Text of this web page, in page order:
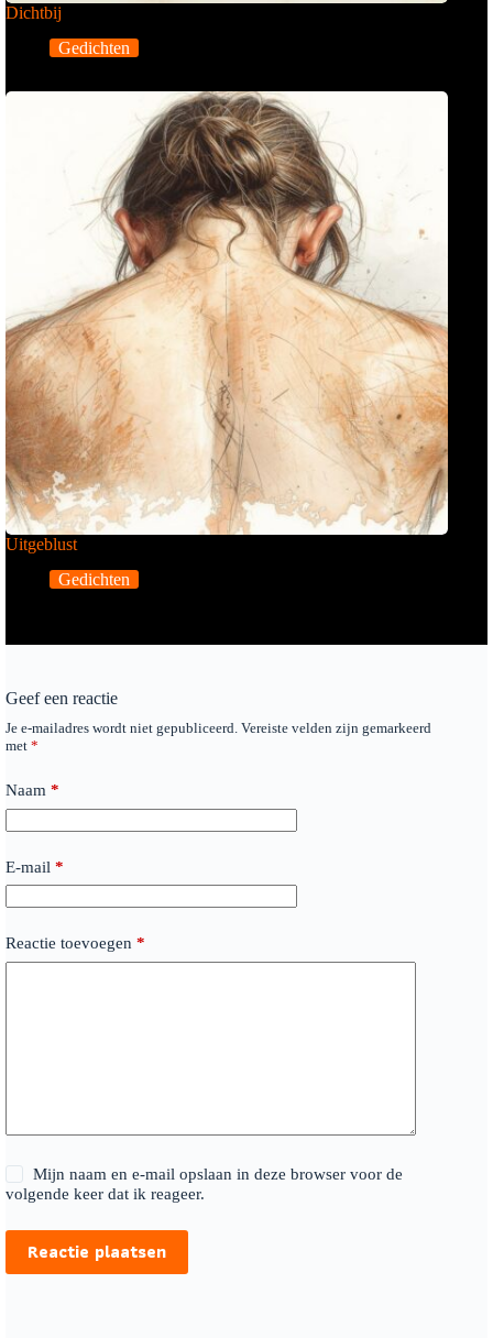
Dichtbij
Gedichten
Uitgeblust
Gedichten
Geef een reactie
Je e-mailadres wordt niet gepubliceerd. Vereiste velden zijn gemarkeerd
met *
Naam *
E-mail *
Reactie toevoegen *
Mijn naam en e-mail opslaan in deze browser voor de
volgende keer dat ik reageer.
Reactie plaatsen